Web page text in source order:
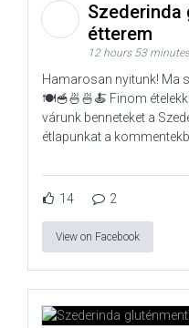
Szederinda
étterem
12 hours 53
Hamarosan nyitunk! Ma
🍽️🥣🍜🍜🍝 Finom
várunk benneteket a
étlapunkat a
14 2
View on Facebook